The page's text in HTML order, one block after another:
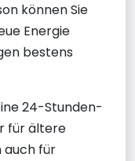
können Sie
Energie
bestens
24-Stunden-
für ältere
auch für